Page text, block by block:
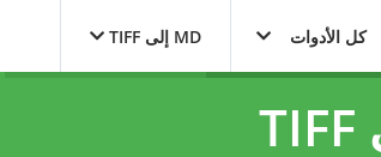
كل الأدوات MD إلى TIFF